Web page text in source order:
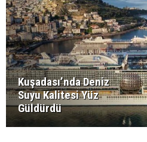
Kuşadası’nda Deniz
Suyu Kalitesi Yüz
Güldürdü